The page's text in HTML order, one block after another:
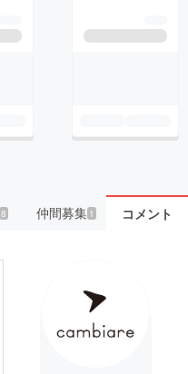
8 仲間募集 1 コメント